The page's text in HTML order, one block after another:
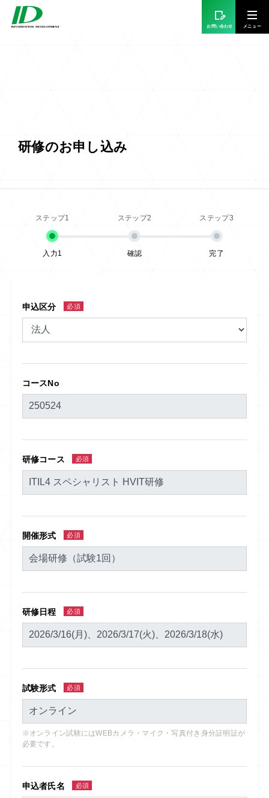
お問い合わせ
研修のお申し込み
入力1 確認 完了
申込区分 必須
コースNo
研修コース 必須
開催形式 必須
研修日程 必須
試験形式 必須
※オンライン試験にはWEBカメラ・マイク・写真付き身分証明証が
必要です。
申込者氏名 必須